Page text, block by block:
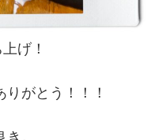
げ！
がとう！！！
。